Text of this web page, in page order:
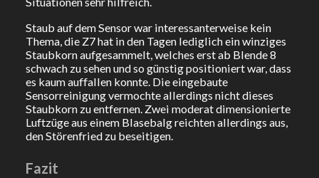
Staub auf dem Sensor war interessanterweise kein
Thema, die Z7 hat in den Tagen lediglich ein winziges
Staubkorn aufgesammelt, welches erst ab Blende 8
schwach zu sehen und so günstig positioniert war, dass
es kaum auffallen konnte. Die eingebaute
Sensorreinigung vermochte allerdings nicht dieses
Staubkorn zu entfernen. Zwei moderat dimensionierte
Luftzüge aus einem Blasebalg reichten allerdings aus,
den Störenfried zu beseitigen.
Fazit